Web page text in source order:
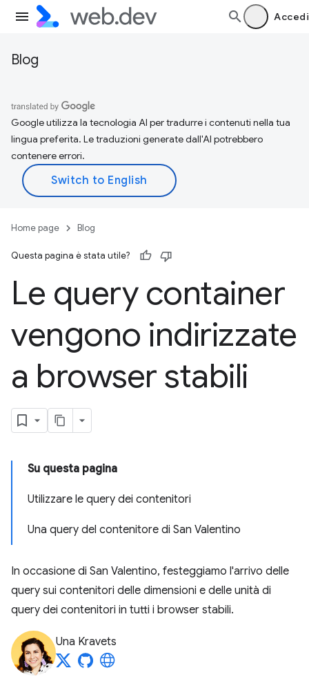
Accedi
Blog
Google utilizza la tecnologia AI per tradurre i contenuti nella tua
lingua preferita. Le traduzioni generate dall'AI potrebbero
contenere errori.
Home page Blog
Questa pagina è stata utile?
Le query container
vengono indirizzate
a browser stabili
Su questa pagina
Utilizzare le query dei contenitori
Una query del contenitore di San Valentino
In occasione di San Valentino, festeggiamo l'arrivo delle
query sui contenitori delle dimensioni e delle unità di
query dei contenitori in tutti i browser stabili.
Una Kravets